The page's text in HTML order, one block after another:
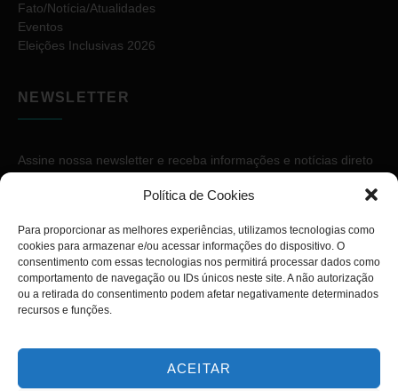
Política de Cookies
Para proporcionar as melhores experiências, utilizamos tecnologias como
cookies para armazenar e/ou acessar informações do dispositivo. O
consentimento com essas tecnologias nos permitirá processar dados como
comportamento de navegação ou IDs únicos neste site. A não autorização
ou a retirada do consentimento podem afetar negativamente determinados
recursos e funções.
ACEITAR
Fato/Notícia/Atualidades
Eventos
Eleições Inclusivas 2026
NEWSLETTER
Assine nossa newsletter e receba informações e notícias direto